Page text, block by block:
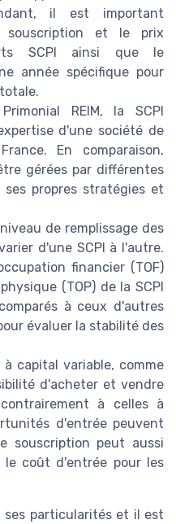
il est important
et le prix
SCPI ainsi que le
année spécifique pour
REIM, la SCPI
d'une société de
En comparaison,
gérées par différentes
propres stratégies et
de remplissage des
d'une SCPI à l'autre.
financier (TOF)
(TOP) de la SCPI
à ceux d'autres
évaluer la stabilité des
à capital variable, comme
d'acheter et vendre
à celles à
d'entrée peuvent
souscription peut aussi
le coût d'entrée pour les
ses particularités et il est